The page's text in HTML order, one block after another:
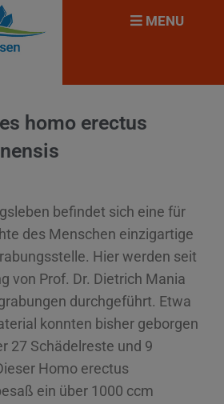
homo erectus
befindet sich eine für
des Menschen einzigartige
Hier werden seit
von Prof. Dr. Dietrich Mania
durchgeführt. Etwa
konnten bisher geborgen
27 Schädelreste und 9
Homo erectus
ein über 1000 ccm